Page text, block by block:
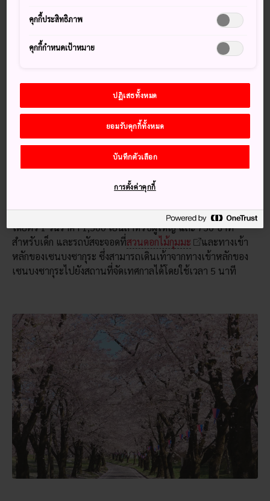
วิธีการเดินทาง
สามารถเดินทางไปเทศกาลดอกซากุระที่อะคะกิ นัมเมง เซนบง
ซากุระ ที่จัดขึ้นที่
ได้อย่างสะดวก
ขึ้นเจอาร์โจเอ็ทสึ ชินคันเซนจากโตเกียวไปที่สถานีทะคะซากิ ให้
เปลี่ยนไปขึ้นรถไฟสายเจอาร์เรียวโมจากสถานีนี้และลงที่สถานี
มาเอะบาชิ การเดินทางนี้จะใช้เวลาเกิน 1 ชั่วโมงเล็กน้อย
อีกวิธีหนึ่งในการเดินทาง คือขึ้นรถไฟสายเจอาร์ทากาซากิจาก
สถานีอุเอโนะไปสถานีมาเอะบาชิ เส้นทางนี้จะใช้เวลา 1 ชั่วโมง
บริการในช่วงเทศกาล วิ่งจากประตูด้านใต้ของสถานีมาเอะบาชิ
โดยตั๋ว 1 วันราคา 1,500 เยนสำหรับผู้ใหญ่ และ 750 บาท
สำหรับเด็ก และรถบัสจะจอดที่สวนดอกไม้กุมมะ
และทางเข้า
หลักของเซนบงซากุระ ซึ่งสามารถเดินเท้าจากทางเข้าหลักของ
เซนบงซากุระไปยังสถานที่จัดเทศกาลได้โดยใช้เวลา 5 นาที
คุกกี้ประสิทธิภาพ
คุกกี้กำหนดเป้าหมาย
ปฏิเสธทั้งหมด
ยอมรับคุกกี้ทั้งหมด
บันทึกตัวเลือก
การตั้งค่าคุกกี้